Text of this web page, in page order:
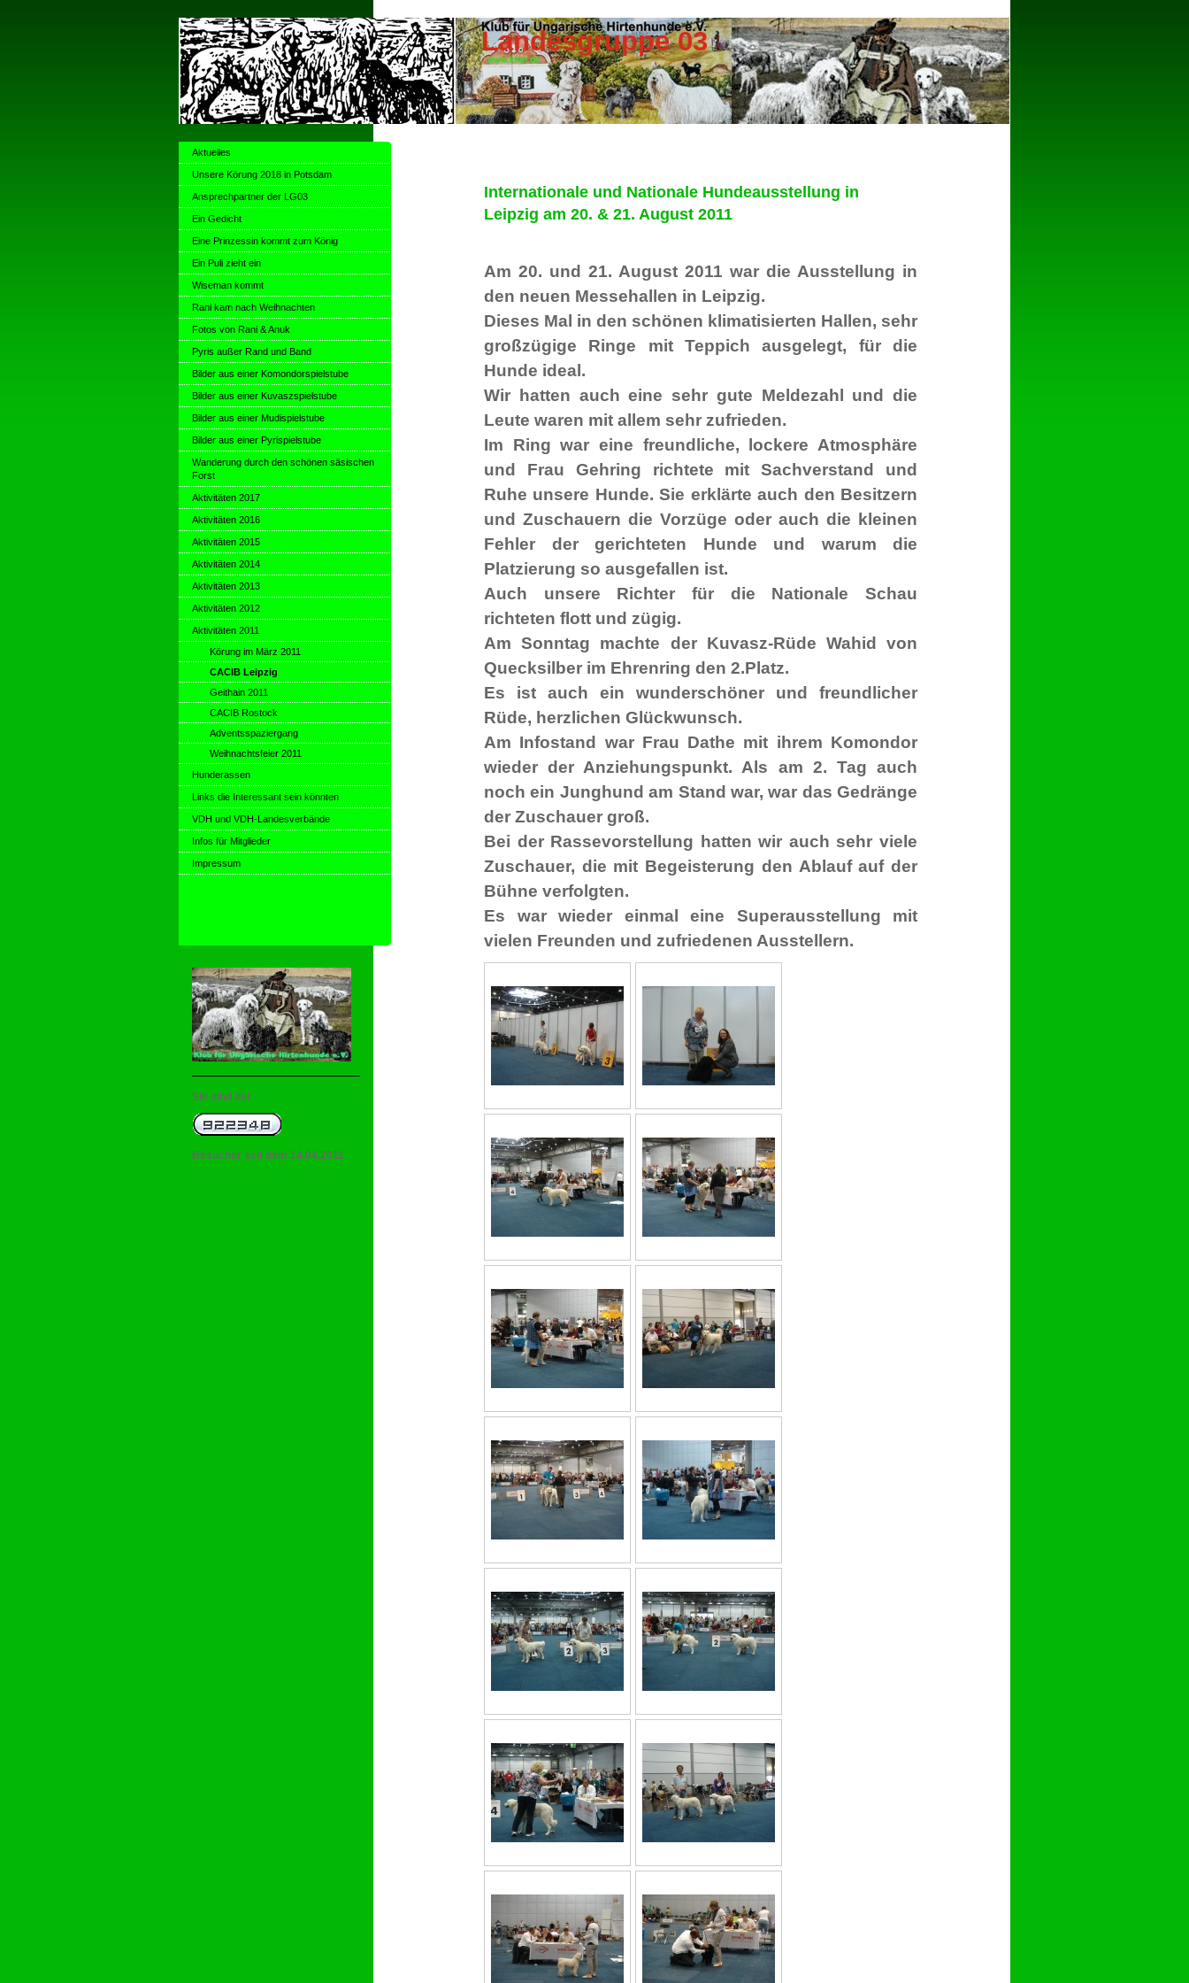
Landesgruppe 03
Internationale und Nationale Hundeausstellung in
Leipzig am 20. & 21. August 2011
Am 20. und 21. August 2011 war die Ausstellung in
den neuen Messehallen in Leipzig.
Dieses Mal in den schönen klimatisierten Hallen, sehr
großzügige Ringe mit Teppich ausgelegt, für die
Hunde ideal.
Wir hatten auch eine sehr gute Meldezahl und die
Leute waren mit allem sehr zufrieden.
Im Ring war eine freundliche, lockere Atmosphäre
und Frau Gehring richtete mit Sachverstand und
Ruhe unsere Hunde. Sie erklärte auch den Besitzern
und Zuschauern die Vorzüge oder auch die kleinen
Fehler der gerichteten Hunde und warum die
Platzierung so ausgefallen ist.
Auch unsere Richter für die Nationale Schau
richteten flott und zügig.
Am Sonntag machte der Kuvasz-Rüde Wahid von
Quecksilber im Ehrenring den 2.Platz.
Es ist auch ein wunderschöner und freundlicher
Rüde, herzlichen Glückwunsch.
Am Infostand war Frau Dathe mit ihrem Komondor
wieder der Anziehungspunkt. Als am 2. Tag auch
noch ein Junghund am Stand war, war das Gedränge
der Zuschauer groß.
Bei der Rassevorstellung hatten wir auch sehr viele
Zuschauer, die mit Begeisterung den Ablauf auf der
Bühne verfolgten.
Es war wieder einmal eine Superausstellung mit
vielen Freunden und zufriedenen Ausstellern.
Aktuelles
Unsere Körung 2018 in Potsdam
Ansprechpartner der LG03
Ein Gedicht
Eine Prinzessin kommt zum König
Ein Puli zieht ein
Wiseman kommt
Rani kam nach Weihnachten
Fotos von Rani & Anuk
Pyris außer Rand und Band
Bilder aus einer Komondorspielstube
Bilder aus einer Kuvaszspielstube
Bilder aus einer Mudispielstube
Bilder aus einer Pyrispielstube
Wanderung durch den schönen säsischen
Forst
Aktivitäten 2017
Aktivitäten 2016
Aktivitäten 2015
Aktivitäten 2014
Aktivitäten 2013
Aktivitäten 2012
Aktivitäten 2011
Körung im März 2011
CACIB Leipzig
Geithain 2011
CACIB Rostock
Adventsspaziergang
Weihnachtsfeier 2011
Hunderassen
Links die Interessant sein könnten
VDH und VDH-Landesverbände
Infos für Mitglieder
Impressum
Sie sind der
Besucher seit dem 14.04.2011